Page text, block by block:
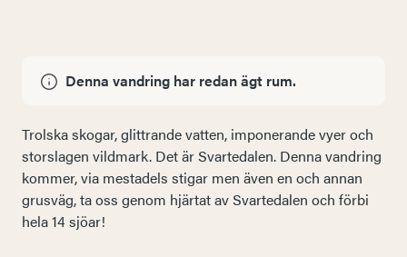
Denna vandring har redan ägt rum.
Trolska skogar, glittrande vatten, imponerande vyer och
storslagen vildmark. Det är Svartedalen. Denna vandring
kommer, via mestadels stigar men även en och annan
grusväg, ta oss genom hjärtat av Svartedalen och förbi
hela 14 sjöar!